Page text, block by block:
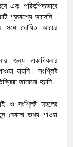
এবং পরিকল্পিতভাবে
প্রকাশ্যে আসেনি।
সঙ্গে ঘোষিত আয়ের
জন্য একাধিকবার
যায়নি। সংশ্লিষ্ট
জানানো হয়নি।
ও সংশ্লিষ্ট মহলের
কোনো তথ্য পাওয়া